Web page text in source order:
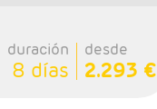
duración
8 días
desde
2.293 €